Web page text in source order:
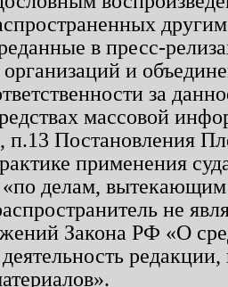
в пресс-
и
за
массовой
п.13 Постановления
применения
делам, вытекающим
не
Закона РФ «О